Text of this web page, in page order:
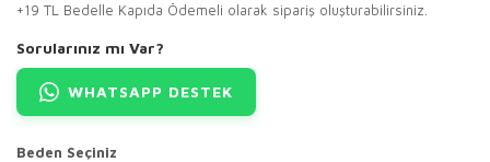
+19 TL Bedelle Kapıda Ödemeli olarak sipariş oluşturabilirsiniz.
Sorularınız mı Var?
WHATSAPP DESTEK
Beden Seçiniz